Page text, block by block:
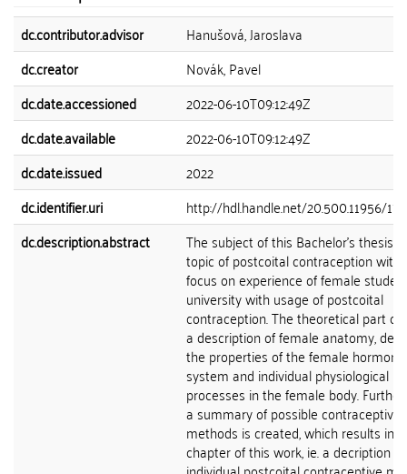
dc.contributor.advisor
Hanušová, Jaroslava
dc.creator
Novák, Pavel
dc.date.accessioned
2022-06-10T09:12:49Z
dc.date.available
2022-06-10T09:12:49Z
dc.date.issued
2022
dc.identifier.uri
http://hdl.handle.net/20.500.11956/
dc.description.abstract
The subject of this Bachelor's thesis
topic of postcoital contraception with
focus on experience of female
university with usage of postcoital
contraception. The theoretical part
a description of female anatomy,
the properties of the female hormonal
system and individual physiological
processes in the female body.
a summary of possible contraceptive
methods is created, which results in
chapter of this work, ie. a decription of